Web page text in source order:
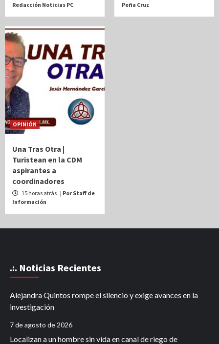
Redacción Noticias PC
Peña Cruz
OPINIÓN
Una Tras Otra |
Turistean en la CDM
aspirantes a
coordinadores
15 horas atrás | Por Staff de
Información
.:. Noticias Recientes
Alejandra Quintos rompe el silencio y exige avances en la
investigación
7 de agosto de 2026
Localizan a un hombre sin vida en canal de riego de